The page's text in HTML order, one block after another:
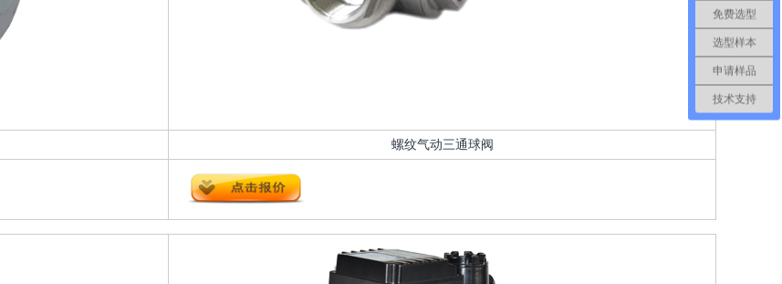
螺纹气动三通球阀
免费选型
选型样本
申请样品
技术支持